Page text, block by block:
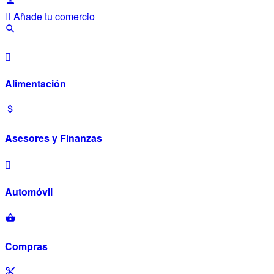
Añade tu comercio
Alimentación
Asesores y Finanzas
Automóvil
Compras